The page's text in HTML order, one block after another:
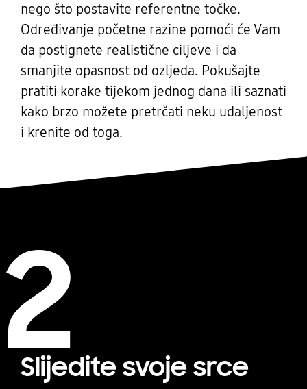
nego što postavite referentne točke.
Određivanje početne razine pomoći će Vam
da postignete realistične ciljeve i da
smanjite opasnost od ozljeda. Pokušajte
pratiti korake tijekom jednog dana ili saznati
kako brzo možete pretrčati neku udaljenost
i krenite od toga.
2
Slijedite svoje srce